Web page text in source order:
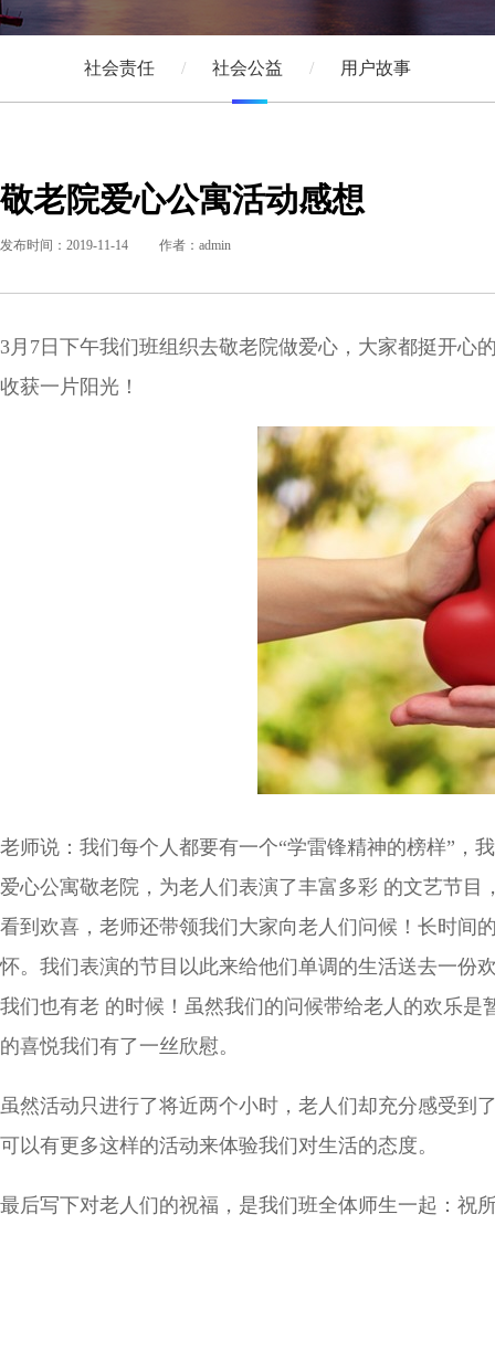
社会责任 社会公益 用户故事
敬老院爱心公寓活动感想
发布时间：2019-11-14 作者：admin
3月7日下午我们班组织去敬老院做爱心，大家都挺开心
收获一片阳光！
老师说：我们每个人都要有一个“学雷锋精神的榜样”，
爱心公寓敬老院，为老人们表演了丰富多彩 的文艺节
看到欢喜，老师还带领我们大家向老人们问候！长时间
怀。我们表演的节目以此来给他们单调的生活送去一份
我们也有老 的时候！虽然我们的问候带给老人的欢乐
的喜悦我们有了一丝欣慰。
虽然活动只进行了将近两个小时，老人们却充分感受到
可以有更多这样的活动来体验我们对生活的态度。
最后写下对老人们的祝福，是我们班全体师生一起：祝